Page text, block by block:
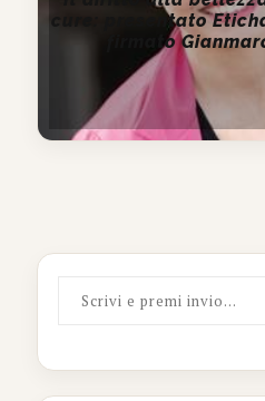
cure: presentato
firmato